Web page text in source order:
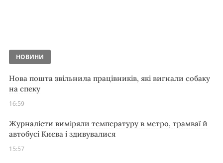
НОВИНИ
Нова пошта звільнила працівників, які вигнали собаку
на спеку
16:59
Журналісти виміряли температуру в метро, трамваї й
автобусі Києва і здивувалися
15:57